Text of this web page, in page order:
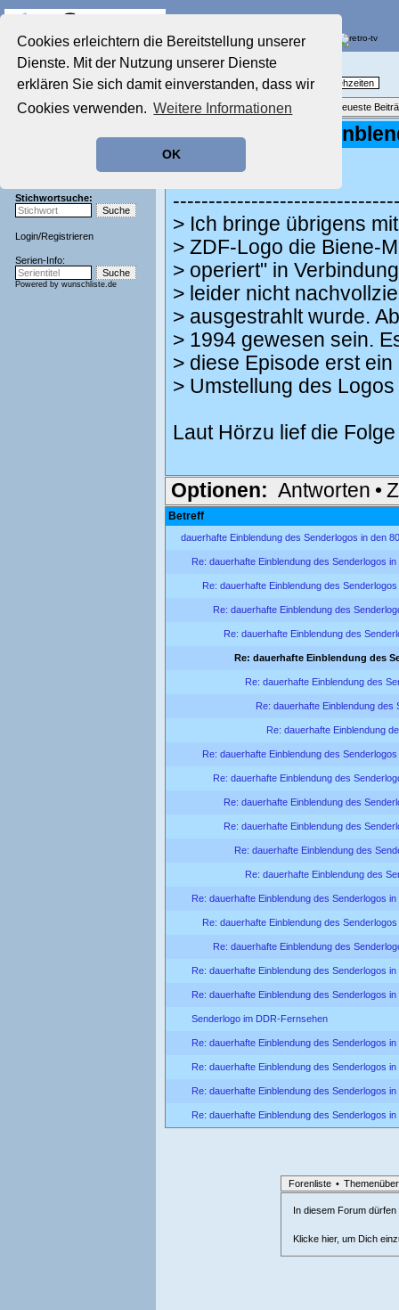
Cookies erleichtern die Bereitstellung unserer
Dienste. Mit der Nutzung unserer Dienste
erklären Sie sich damit einverstanden, dass wir
Cookies verwenden. Weitere Informationen
OK
Startseite
Aktuelles Forum
Film-Forum
Zeichentrick-Forum
Stichwortsuche:
Login/Registrieren
Serien-Info:
Powered by wunschliste.de
Nostalgieecke
TV-Erinnerungen an gute, alte Fernsehzeiten
Themenübersicht • Neues Thema Neueste
Re: dauerhafte
geschrieben von:
xy schrieb:
> Ich bringe übrigens
> ZDF-Logo die Biene-
> operiert" in
> leider nicht
> ausgestrahlt wurde.
> 1994 gewesen sein.
> diese Episode erst
> Umstellung des Logos
Laut Hörzu lief die
Optionen: Antworten •
Betreff
dauerhafte Einblendung des Senderlogos in den
Re: dauerhafte Einblendung des Senderlogos
Re: dauerhafte Einblendung des
Re: dauerhafte Einblendung des
Re: dauerhafte Einblendung des
Re: dauerhafte Einblendung des
Re: dauerhafte Einblendung des
Re: dauerhafte Einblendung des
Re: dauerhafte Einblendung
Re: dauerhafte Einblendung des
Re: dauerhafte Einblendung des
Re: dauerhafte Einblendung des
Re: dauerhafte Einblendung des
Re: dauerhafte Einblendung des
Re: dauerhafte Einblendung des
Re: dauerhafte Einblendung des Senderlogos
Re: dauerhafte Einblendung des
Re: dauerhafte Einblendung des
Re: dauerhafte Einblendung des Senderlogos
Re: dauerhafte Einblendung des Senderlogos
Senderlogo im DDR-Fernsehen
Re: dauerhafte Einblendung des Senderlogos
Re: dauerhafte Einblendung des Senderlogos
Re: dauerhafte Einblendung des Senderlogos
Re: dauerhafte Einblendung des Senderlogos
Forenliste •
In diesem Forum
Klicke hier, um Dich